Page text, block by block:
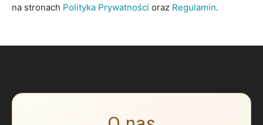
na stronach Polityka Prywatności oraz Regulamin.